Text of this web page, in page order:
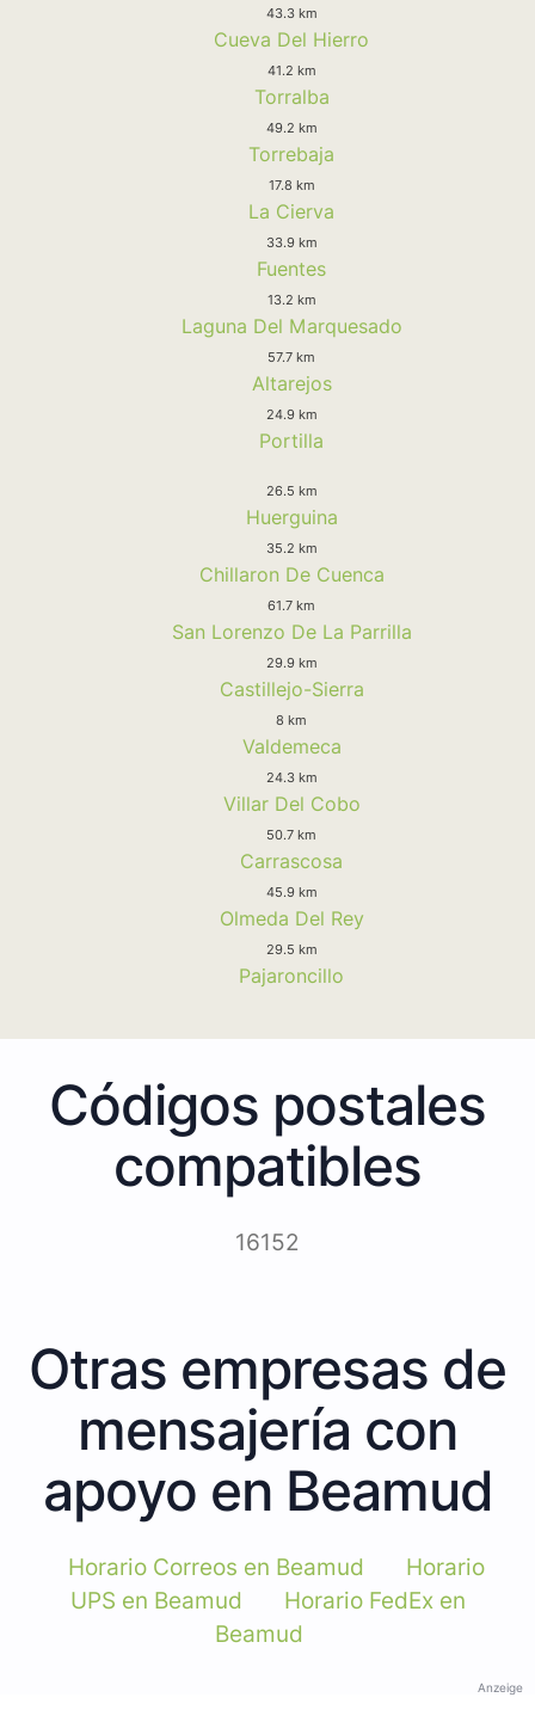
43.3 km
Cueva Del Hierro
41.2 km
Torralba
49.2 km
Torrebaja
17.8 km
La Cierva
33.9 km
Fuentes
13.2 km
Laguna Del Marquesado
57.7 km
Altarejos
24.9 km
Portilla
26.5 km
Huerguina
35.2 km
Chillaron De Cuenca
61.7 km
San Lorenzo De La Parrilla
29.9 km
Castillejo-Sierra
8 km
Valdemeca
24.3 km
Villar Del Cobo
50.7 km
Carrascosa
45.9 km
Olmeda Del Rey
29.5 km
Pajaroncillo
Códigos postales
compatibles
16152
Otras empresas de
mensajería con
apoyo en Beamud
Horario Correos en Beamud
Horario
UPS en Beamud
Horario FedEx en
Beamud
Anzeige